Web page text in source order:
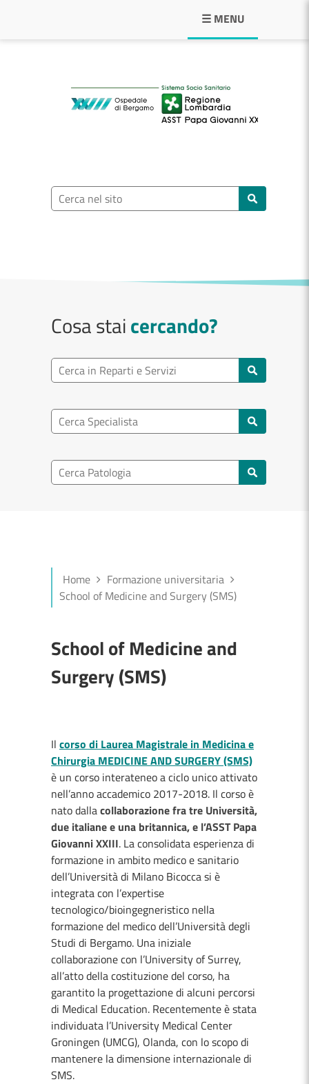
☰ MENU
ASST Papa
Ricerca nel sito
Cosa staicercando?
Ricerca reparto
Ricerca specialisti
Ricerca nel patologia
Home
Formazione universitaria
School of Medicine and Surgery (SMS)
School of Medicine and
Surgery (SMS)
Il corso di Laurea Magistrale in Medicina e
Chirurgia MEDICINE AND SURGERY (SMS)
è un corso interateneo a ciclo unico attivato
nell’anno accademico 2017-2018. Il corso è
nato dallacollaborazione fra tre Università,
due italiane e una britannica, e l’ASST Papa
Giovanni XXIII. La consolidata esperienza di
formazione in ambito medico e sanitario
dell’Università di Milano Bicocca si è
integrata con l’expertise
tecnologico/bioingegneristico nella
formazione del medico dell’Università degli
Studi di Bergamo. Una iniziale
collaborazione con l’University of Surrey,
all’atto della costituzione del corso, ha
garantito la progettazione di alcuni percorsi
di Medical Education. Recentemente è stata
individuata l’University Medical Center
Groningen (UMCG), Olanda, con lo scopo di
mantenere la dimensione internazionale di
SMS.